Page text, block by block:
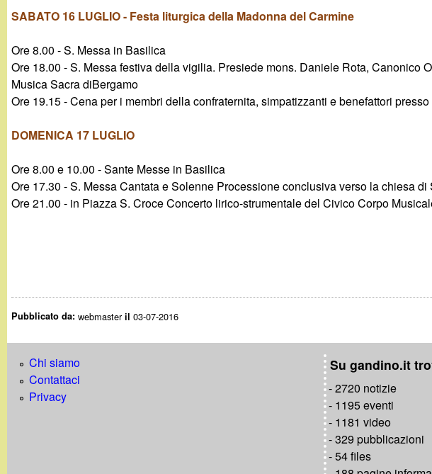
SABATO 16 LUGLIO - Festa liturgica della Madonna del Carmine
Ore 8.00 - S. Messa in Basilica
Ore 18.00 - S. Messa festiva della vigilia. Presiede mons. Daniele Rota,
Musica Sacra diBergamo
Ore 19.15 - Cena per i membri della confraternita, simpatizzanti e benefattori
DOMENICA 17 LUGLIO
Ore 8.00 e 10.00 - Sante Messe in Basilica
Ore 17.30 - S. Messa Cantata e Solenne Processione conclusiva verso la chiesa di
Ore 21.00 - in Piazza S. Croce Concerto lirico-strumentale del Civico Corpo
Pubblicato da:webmasteril 03-07-2016
Chi siamo
Contattaci
Privacy
Su gandino.it
- 2720 notizie
- 1195 eventi
- 1181 video
- 329 pubblicazioni
- 54 files